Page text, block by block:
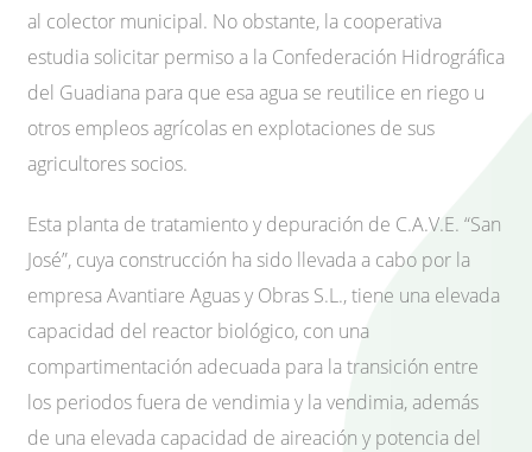
al colector municipal. No obstante, la cooperativa
estudia solicitar permiso a la Confederación Hidrográfica
del Guadiana para que esa agua se reutilice en riego u
otros empleos agrícolas en explotaciones de sus
agricultores socios.
Esta planta de tratamiento y depuración de C.A.V.E. “San
José”, cuya construcción ha sido llevada a cabo por la
empresa Avantiare Aguas y Obras S.L., tiene una elevada
capacidad del reactor biológico, con una
compartimentación adecuada para la transición entre
los periodos fuera de vendimia y la vendimia, además
de una elevada capacidad de aireación y potencia del